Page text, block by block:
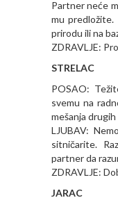
Partner neće
mu predložite.
prirodu ili na
ZDRAVLJE:
STRELAC
POSAO:
svemu na
mešanja
LJUBAV:
sitničarite.
partner da
ZDRAVLJE:
JARAC